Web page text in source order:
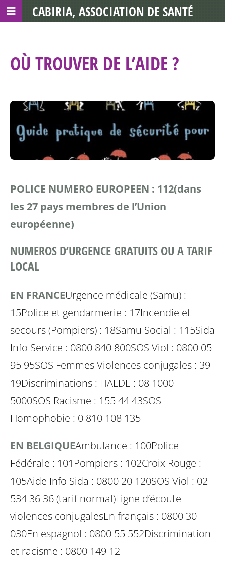
OÙ TROUVER DE L’AIDE ?
POLICE NUMERO EUROPEEN : 112(dans
les 27 pays membres de l’Union
européenne)
NUMEROS D’URGENCE GRATUITS OU A TARIF
LOCAL
EN FRANCEUrgence médicale (Samu) :
15Police et gendarmerie : 17Incendie et
secours (Pompiers) : 18Samu Social : 115Sida
Info Service : 0800 840 800SOS Viol : 0800 05
95 95SOS Femmes Violences conjugales : 39
19Discriminations : HALDE : 08 1000
5000SOS Racisme : 155 44 43SOS
Homophobie : 0 810 108 135
EN BELGIQUEAmbulance : 100Police
Fédérale : 101 Pompiers : 102Croix Rouge :
105Aide Info Sida : 0800 20 120SOS Viol : 02
534 36 36 (tarif normal)Ligne d’écoute
violences conjugalesEn français : 0800 30
030En espagnol : 0800 55 552Discrimination
et racisme : 0800 149 12
CABIRIA, ASSOCIATION DE SANTÉ